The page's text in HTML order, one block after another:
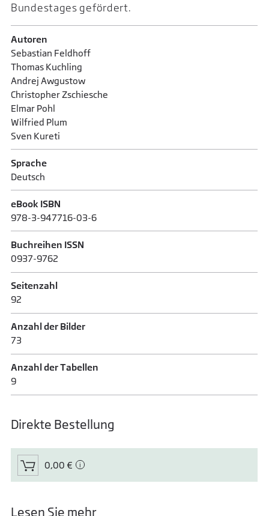
Bundestages gefördert.
Autoren
Sebastian Feldhoff
Thomas Kuchling
Andrej Awgustow
Christopher Zschiesche
Elmar Pohl
Wilfried Plum
Sven Kureti
Sprache
Deutsch
eBook ISBN
978-3-947716-03-6
Buchreihen ISSN
0937-9762
Seitenzahl
92
Anzahl der Bilder
73
Anzahl der Tabellen
9
Direkte Bestellung
0,00 €
Lesen Sie mehr